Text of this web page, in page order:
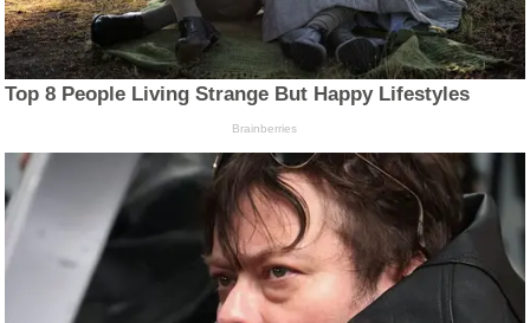
Top 8 People Living Strange But Happy Lifestyles
Brainberries